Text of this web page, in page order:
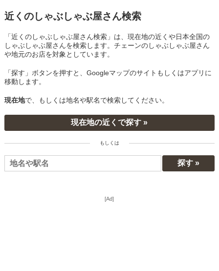
近くのしゃぶしゃぶ屋さん検索
「近くのしゃぶしゃぶ屋さん検索」は、現在地の近くや日本全国の
しゃぶしゃぶ屋さんを検索します。チェーンのしゃぶしゃぶ屋さん
や地元のお店を対象としています。
「探す」ボタンを押すと、Googleマップのサイトもしくはアプリに
移動します。
現在地で、もしくは地名や駅名で検索してください。
現在地の近くで探す »
もしくは
[Ad]